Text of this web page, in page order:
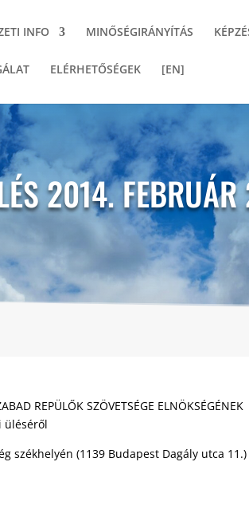
INFO MINŐSÉGIRÁNYÍTÁS
ELÉRHETŐSÉGEK [EN]
2014.
REPÜLŐK SZÖVETSÉGE ELNÖKSÉGÉNEK
üléséről
székhelyén (1139 Budapest Dagály utca